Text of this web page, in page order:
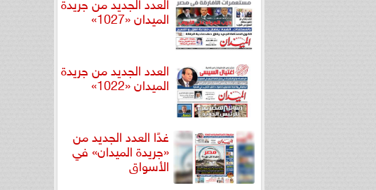
الميدان «1027»
العدد الجديد من جريدة
الميدان «1022»
غدًا العدد الجديد من
«جريدة الميدان» في
الأسواق